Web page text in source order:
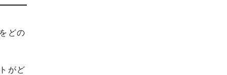
どの
がど